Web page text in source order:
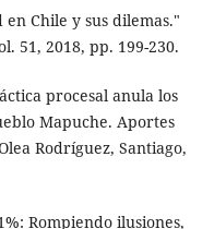
Chile y sus dilemas."
51, 2018, pp. 199-230.
procesal anula los
Mapuche. Aportes
Rodríguez, Santiago,
Rompiendo ilusiones,